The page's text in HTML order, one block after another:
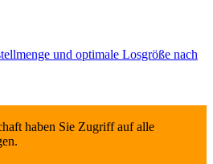
und optimale Losgröße nach
haben Sie Zugriff auf alle